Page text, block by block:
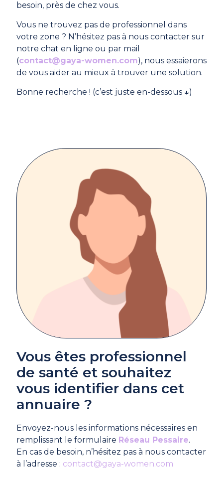
besoin, près de chez vous.
Vous ne trouvez pas de professionnel dans
votre zone ? N’hésitez pas à nous contacter sur
notre chat en ligne ou par mail
(contact@gaya-women.com), nous essaierons
de vous aider au mieux à trouver une solution.
Bonne recherche ! (c’est juste en-dessous ↓)
Vous êtes professionnel
de santé et souhaitez
vous identifier dans cet
annuaire ?
Envoyez-nous les informations nécessaires en
remplissant le formulaire Réseau Pessaire.
En cas de besoin, n’hésitez pas à nous contacter
à l’adresse : contact@gaya-women.com